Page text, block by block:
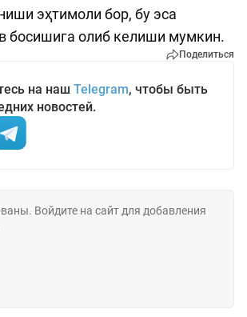
эҳтимоли бор, бу эса
босишига олиб келиши мумкин.
Поделиться
на наш Telegram, чтобы быть
новостей.